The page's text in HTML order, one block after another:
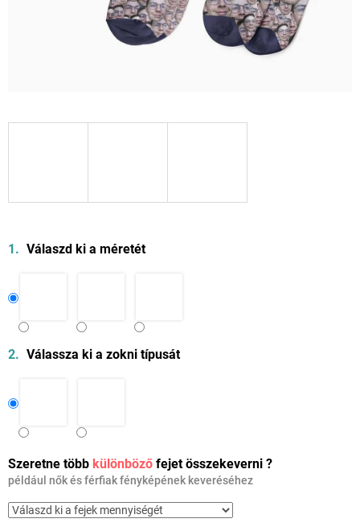
Válaszd ki a méretét
Válassza ki a zokni típusát
Szeretne több különböző fejet összekeverni ?
például nők és férfiak fényképének keveréséhez